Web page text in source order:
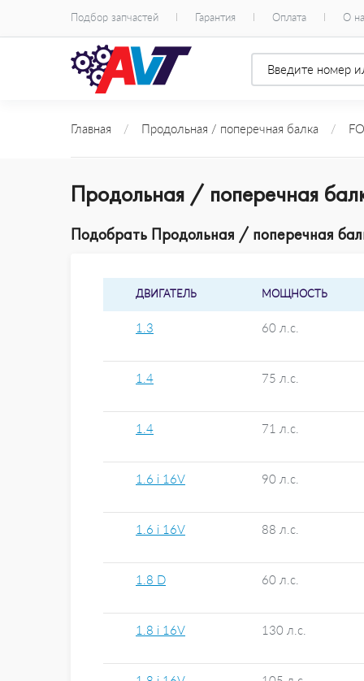
Подбор запчастей Гарантия Оплата О
Главная / Продольная / поперечная балка /
Продольная / поперечная
Подобрать Продольная / поперечная
ДВИГАТЕЛЬ МОЩНОСТЬ
1.3 60 л.с.
1.4 75 л.с.
1.4 71 л.с.
1.6 i 16V 90 л.с.
1.6 i 16V 88 л.с.
1.8 D 60 л.с.
1.8 i 16V 130 л.с.